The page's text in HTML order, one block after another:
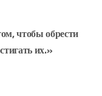
чтобы обрести
их.»